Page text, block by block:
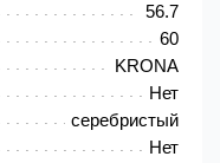
56.7
60
KRONA
Нет
серебристый
Нет